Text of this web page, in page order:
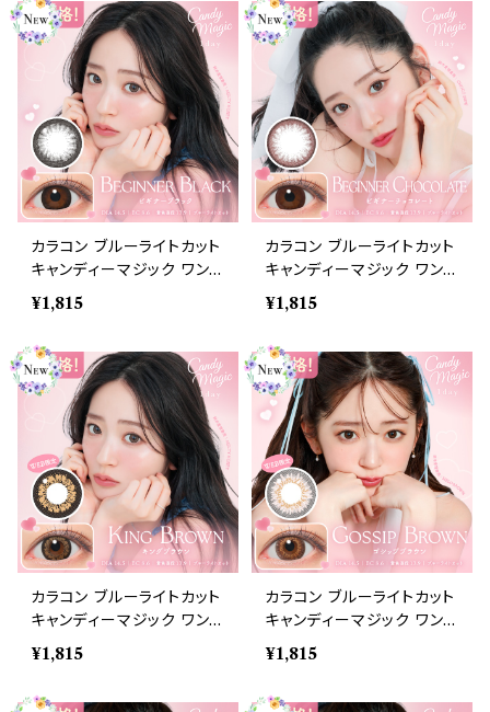
BLB ワンデーカラコン コン
タクトレンズ
day BLB ワンデーカラコン
コンタクトレンズ
カラコン ブルーライトカット
キャンディーマジック ワンデ
ー 【COLOR：ビギナーブラ
ック】1箱10枚 度なし度あり
day BLB ワンデーカラコン
コンタクトレンズ
¥1,815
カラコン ブルーライトカット
キャンディーマジック ワンデ
ー 【COLOR：ビギナーチョ
コレート】1箱10枚 度なし度
gic 1day BLB ワンデーカ
ラコン コンタクトレンズ
¥1,815
カラコン ブルーライトカット
キャンディーマジック ワンデ
ー 【COLOR：キングブラウ
ン】1箱10枚 度なし度あり
¥1,815
カラコン ブルーライトカット
キャンディーマジック ワンデ
ー 【COLOR：ゴシップブラ
ウン】1箱10枚 度なし度あり
¥1,815